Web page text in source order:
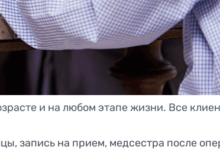
и на любом этапе жизни. Все
запись на прием, медсестра после